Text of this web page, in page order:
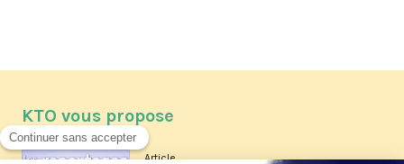
KTO vous propose
Article